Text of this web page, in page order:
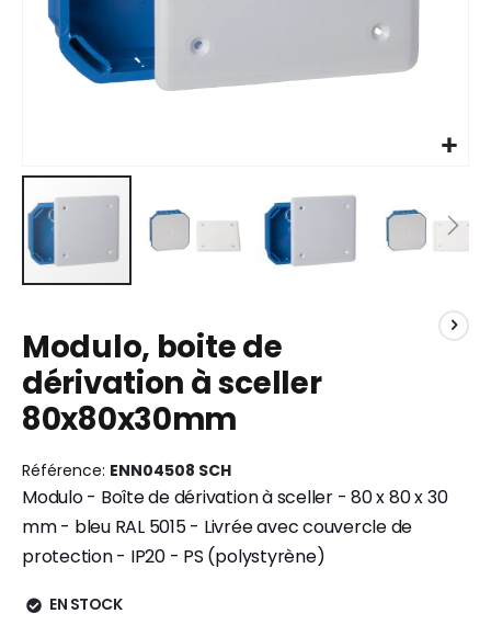
the
beginning
of
the
images
Modulo, boite de
dérivation à sceller
80x80x30mm
Référence ENN04508 SCH
Modulo - Boîte de dérivation à sceller - 80 x 80 x 30
mm - bleu RAL 5015 - Livrée avec couvercle de
protection - IP20 - PS (polystyrène)
EN STOCK